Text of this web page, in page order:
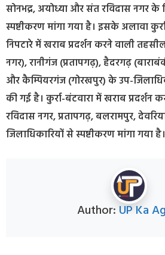
सोनभद्र, अयोध्या और संत रविदास नगर के
स्पष्टीकरण मांगा गया है। इसके अलावा
निपटारे में खराब प्रदर्शन करने वाली
नगर), रानीगंज (प्रतापगढ़), हैदरगढ़
और कैम्पियरगंज (गोरखपुर) के उप-
की गई है। कुर्रा-बंटवारा में खराब
रविदास नगर, प्रतापगढ़, बलरामपुर,
जिलाधिकारियों से स्पष्टीकरण मांगा गया है।
Author: UP Ka